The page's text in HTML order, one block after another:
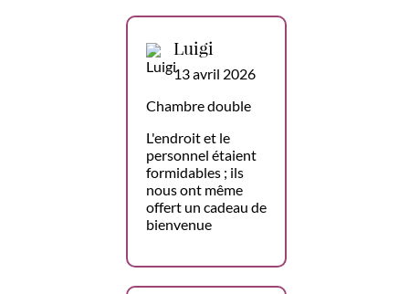
Luigi
13 avril 2026
Chambre double
L'endroit et le
personnel étaient
formidables ; ils
nous ont même
offert un cadeau de
bienvenue